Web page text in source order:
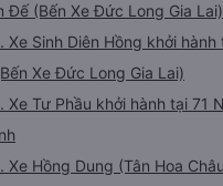
Đế (Bến Xe Đức Long Gia Lai)
Xe Sinh Diên Hồng khởi
Xe Đức Long Gia Lai)
Xe Tư Phầu khởi hành tại 71
Xe Hồng Dung (Tân Hoa